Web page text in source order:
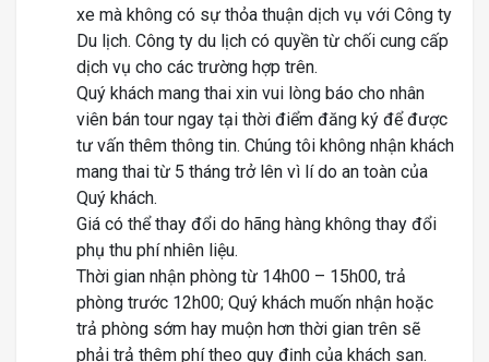
xe mà không có sự thỏa thuận dịch vụ với Công ty
Du lịch. Công ty du lịch có quyền từ chối cung cấp
dịch vụ cho các trường hợp trên.
Quý khách mang thai xin vui lòng báo cho nhân
viên bán tour ngay tại thời điểm đăng ký để được
tư vấn thêm thông tin. Chúng tôi không nhận khách
mang thai từ 5 tháng trở lên vì lí do an toàn của
Quý khách.
Giá có thể thay đổi do hãng hàng không thay đổi
phụ thu phí nhiên liệu.
Thời gian nhận phòng từ 14h00 – 15h00, trả
phòng trước 12h00; Quý khách muốn nhận hoặc
trả phòng sớm hay muộn hơn thời gian trên sẽ
phải trả thêm phí theo quy định của khách sạn.